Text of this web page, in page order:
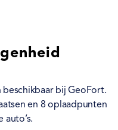
beschikbaar bij GeoFort.
en 8 oplaadpunten
auto’s.